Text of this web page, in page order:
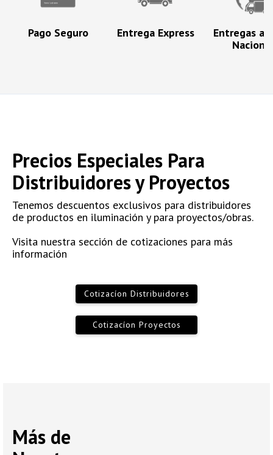
Pago Seguro Entrega Express
Entregas a
Nacional
Precios Especiales Para
Distribuidores y Proyectos
Tenemos descuentos exclusivos para distribuidores
de productos en iluminación y para proyectos/obras.
Visita nuestra sección de cotizaciones para más
información
Cotizacíon Distribuidores
Cotizacíon Proyectos
Más de